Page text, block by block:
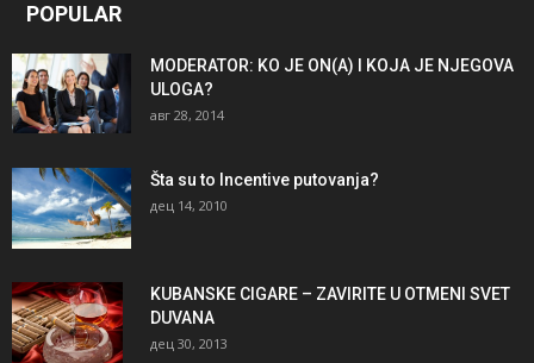
POPULAR
MODERATOR: KO JE ON(A) I KOJA JE NJEGOVA
ULOGA?
авг 28, 2014
Šta su to Incentive putovanja?
дец 14, 2010
KUBANSKE CIGARE – ZAVIRITE U OTMENI SVET
DUVANA
дец 30, 2013